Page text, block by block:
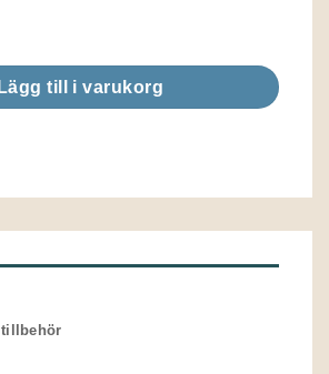
kr.
Lägg till i varukorg
tillbehör